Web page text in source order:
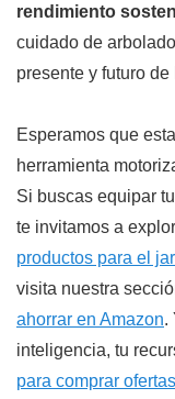
rendimiento
cuidado de
presente y futuro
Esperamos que
herramienta
Si buscas equipar
te invitamos a
productos para el
visita nuestra
ahorrar en Amazon.
inteligencia, tu
para comprar